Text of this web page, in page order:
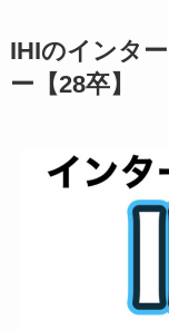
IHIのインタ
ー【28卒】